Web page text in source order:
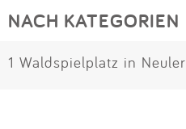
NACH KATEGORIEN
1 Waldspielplatz in Neuler